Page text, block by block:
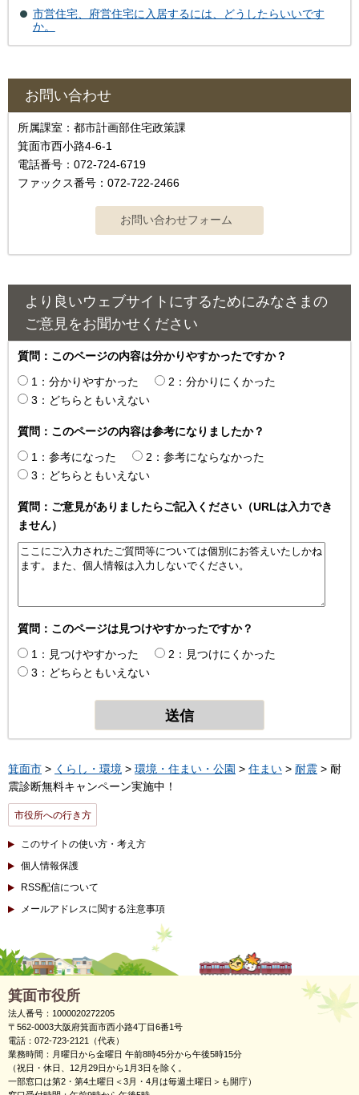
市営住宅、府営住宅に入居するには、どうしたらいいです
か。
お問い合わせ
所属課室：都市計画部住宅政策課
箕面市西小路4-6-1
電話番号：072-724-6719
ファックス番号：072-722-2466
より良いウェブサイトにするためにみなさまの
ご意見をお聞かせください
質問：このページの内容は分かりやすかったですか？
1：分かりやすかった
2：分かりにくかった
3：どちらともいえない
質問：このページの内容は参考になりましたか？
1：参考になった
2：参考にならなかった
3：どちらともいえない
質問：ご意見がありましたらご記入ください（URLは入力でき
ません）
質問：このページは見つけやすかったですか？
1：見つけやすかった
2：見つけにくかった
3：どちらともいえない
箕面市 > くらし・環境 > 環境・住まい・公園 > 住まい > 耐震 > 耐
震診断無料キャンペーン実施中！
市役所への行き方
このサイトの使い方・考え方
個人情報保護
RSS配信について
メールアドレスに関する注意事項
箕面市役所
法人番号：1000020272205
〒562-0003大阪府箕面市西小路4丁目6番1号
電話：072-723-2121（代表）
業務時間：月曜日から金曜日 午前8時45分から午後5時15分
（祝日・休日、12月29日から1月3日を除く。
一部窓口は第2・第4土曜日＜3月・4月は毎週土曜日＞も開庁）